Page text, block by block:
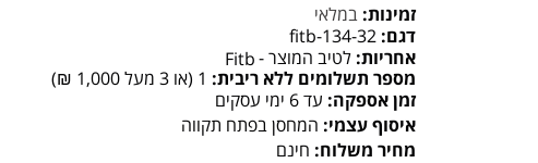
זמינות: במלאי
דגם: fitb-134-32
אחריות: לטיב המוצר -Fitb
מספר תשלומים ללא ריבית: 1 (או 3 מעל 1,000 ₪)
זמן אספקה: עד 6 ימי עסקים
איסוף עצמי: המחסן בפתח תקווה
מחיר משלוח: חינם